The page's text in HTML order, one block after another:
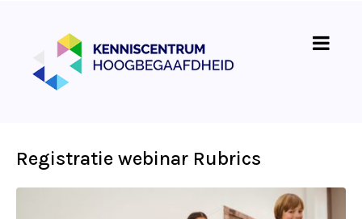
Registratie webinar Rubrics